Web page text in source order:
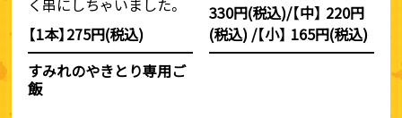
く串にしちゃいました。
【1本】275円(税込)
330円(税込)/【中】 220円
(税込) /【小】 165円(税込)
すみれのやきとり専用ご
飯